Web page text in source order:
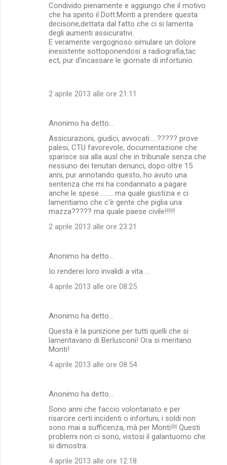
Condivido pienamente e aggiungo che il motivo
che ha spinto il Dott.Monti a prendere questa
decisone,dettata dal fatto che ci si lamenta
degli aumenti assicurativi.
E veramente vergognoso simulare un dolore
inesistente sottoponendosi a radiografia,tac
ect, pur d'incassare le giornate di infortunio.
2 aprile 2013 alle ore 21:11
Anonimo ha detto…
Assicurazioni, giudici, avvocati.....????? prove
palesi, CTU favorevole, documentazione che
sparisce sia alla ausl che in tribunale senza che
nessuno dei tenutari denunci, dopo oltre 15
anni, pur annotando questo, ho avuto una
sentenza che mi ha condannato a pagare
anche le spese ........ ma quale giustizia e ci
lamentiamo che c'è gente che piglia una
mazza????? ma quale paese civile!!!!!
2 aprile 2013 alle ore 23:21
Anonimo ha detto…
Io renderei loro invalidi a vita ...
4 aprile 2013 alle ore 08:25
Anonimo ha detto…
Questa è la punizione per tutti quelli che si
lamentavano di Berlusconi! Ora si meritano
Monti!
4 aprile 2013 alle ore 08:54
Anonimo ha detto…
Sono anni che faccio volontariato e per
risarcire certi incidenti o infortuni, i soldi non
sono mai a sufficenza, mà per Monti!!! Questi
problemi non ci sono, vistosi il galantuomo che
si dimostra.
4 aprile 2013 alle ore 12:18